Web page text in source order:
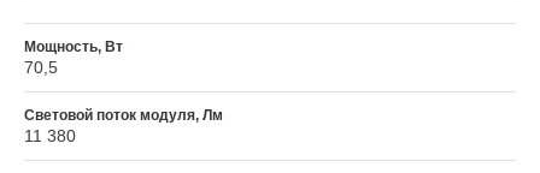
Мощность, Вт
70,5
Световой поток модуля, Лм
11 380